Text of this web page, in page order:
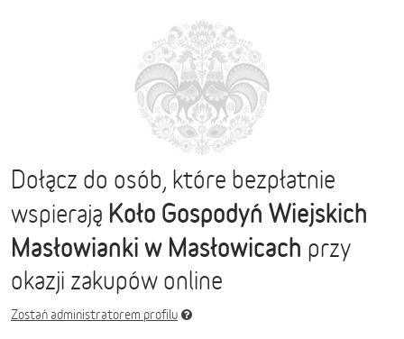
Dołącz do osób, które bezpłatnie
wspierają Koło Gospodyń Wiejskich
Masłowianki w Masłowicach przy
okazji zakupów online
Zostań administratorem profilu